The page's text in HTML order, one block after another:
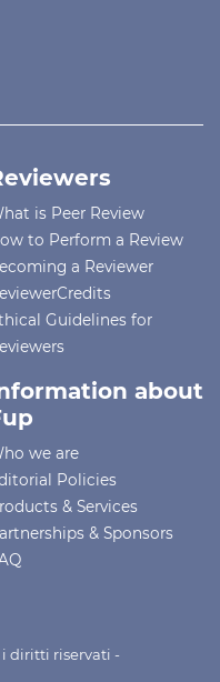
is Peer Review
to Perform a Review
a Reviewer
Guidelines for
about
we are
Policies
& Services
& Sponsors
i diritti riservati -